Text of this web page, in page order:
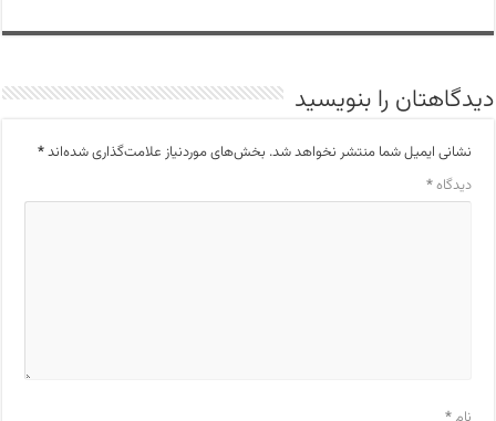
دیدگاهتان را بنویسید
نشانی ایمیل شما منتشر نخواهد شد. بخش‌های موردنیاز علامت‌گذاری شده‌اند*
دیدگاه*